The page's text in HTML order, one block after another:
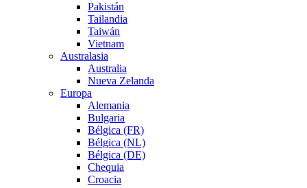
Pakistán
Tailandia
Taiwán
Vietnam
Australasia
Australia
Nueva Zelanda
Europa
Alemania
Bulgaria
Bélgica (FR)
Bélgica (NL)
Bélgica (DE)
Chequia
Croacia